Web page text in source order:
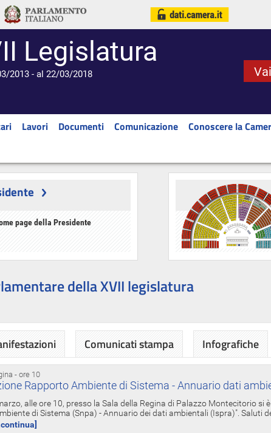
Legislatura
2013 - al 22/03/2018
Lavori Documenti Comunicazione Conoscere la
page della Presidente
della XVII legislatura
- ore 10
Rapporto Ambiente di Sistema - Annuario dati
alle ore 10, presso la Sala della Regina di Palazzo Montecitorio si
di Sistema (Snpa) - Annuario dei dati ambientali (Ispra)". Saluti
Comunicati stampa Infografiche